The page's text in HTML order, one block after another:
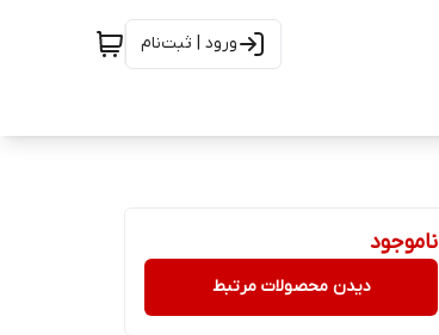
ورود | ثبت‌نام
ناموجود
دیدن محصولات مرتبط